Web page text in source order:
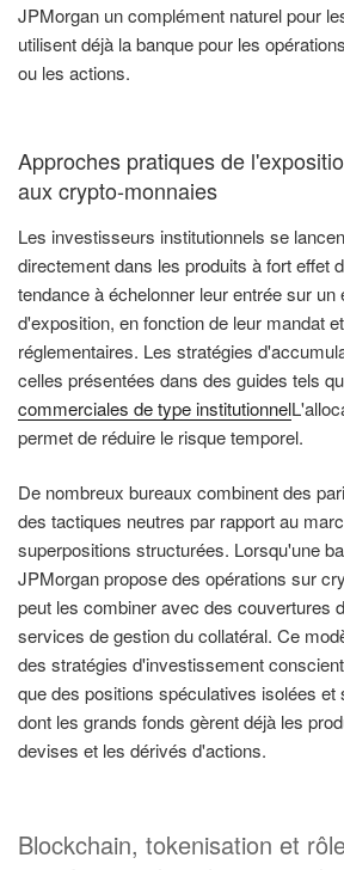
JPMorgan un complément naturel pour
utilisent déjà la banque pour les
ou les actions.
Approches pratiques de
aux crypto-monnaies
Les investisseurs institutionnels se
directement dans les produits à fort effet
tendance à échelonner leur entrée sur un
d'exposition, en fonction de leur mandat
réglementaires. Les stratégies
celles présentées dans des guides tels
commerciales de type institutionnel
permet de réduire le risque temporel.
De nombreux bureaux combinent des
des tactiques neutres par rapport au
superpositions structurées. Lorsqu'une
JPMorgan propose des opérations sur
peut les combiner avec des couvertures
services de gestion du collatéral. Ce
des stratégies d'investissement
que des positions spéculatives isolées et
dont les grands fonds gèrent déjà les
devises et les dérivés d'actions.
Blockchain, tokenisation et